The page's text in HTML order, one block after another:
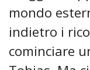
mondo
indietro i
cominciare